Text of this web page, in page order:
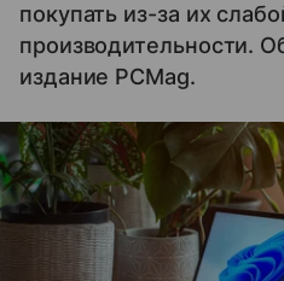
покупать из-за их
производительности.
издание PCMag.